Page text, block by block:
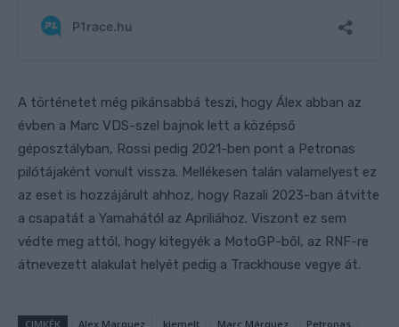
A történetet még pikánsabbá teszi, hogy Álex abban az
évben a Marc VDS-szel bajnok lett a középső
géposztályban, Rossi pedig 2021-ben pont a Petronas
pilótájaként vonult vissza. Mellékesen talán valamelyest ez
az eset is hozzájárult ahhoz, hogy Razali 2023-ban átvitte
a csapatát a Yamahától az Apriliához. Viszont ez sem
védte meg attól, hogy kitegyék a MotoGP-ből, az RNF-re
átnevezett alakulat helyét pedig a Trackhouse vegye át.
CIMKÉK Alex Marquez kiemelt Marc Márquez
Petronas